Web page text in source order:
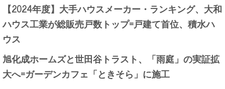
【2024年度】大手ハウスメーカー・ランキング、大和
ハウス工業が総販売戸数トップ=戸建て首位、積水ハ
ウス
旭化成ホームズと世田谷トラスト、「雨庭」の実証拡
大へ=ガーデンカフェ「ときそら」に施工